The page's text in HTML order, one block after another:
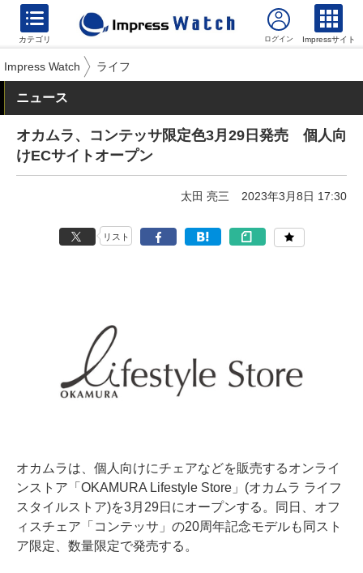
カテゴリ Impressサイト
Impress Watch ライフ
ニュース
オカムラ、コンテッサ限定色3月29日発売 個人向
けECサイトオープン
太田 亮三 2023年3月8日 17:30
リスト
オカムラは、個人向けにチェアなどを販売するオンライ
ンストア「OKAMURA Lifestyle Store」(オカムラ ライフ
スタイルストア)を3月29日にオープンする。同日、オフ
ィスチェア「コンテッサ」の20周年記念モデルも同スト
ア限定、数量限定で発売する。